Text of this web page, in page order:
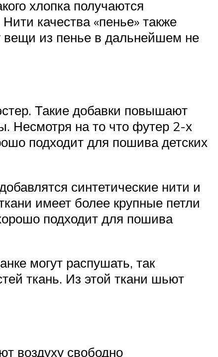
хлопка получаются
качества «пенье» также
вещи из пенье в дальнейшем не
Такие добавки повышают
Несмотря на то что футер 2-х
подходит для пошива детских
синтетические нити и
имеет более крупные петли
подходит для пошива
могут распушать, так
ткань. Из этой ткани шьют
воздуху свободно